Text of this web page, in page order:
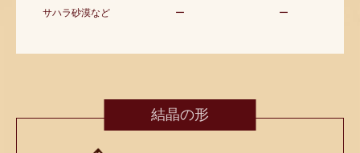
サハラ砂漠など
ー
ー
結晶の形